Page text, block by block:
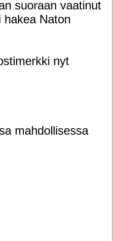
suoraan vaatinut
hakea Naton
nyt
mahdollisessa